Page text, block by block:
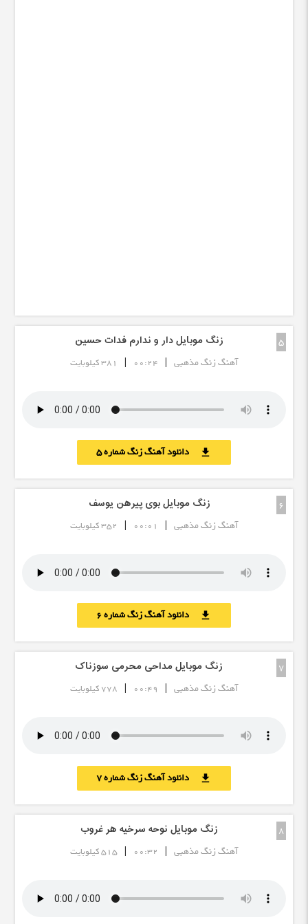
5 زنگ موبایل دار و ندارم فدات حسین
آهنگ زنگ مذهبی |
00:24
| 381 کیلوبایت
download دانلود آهنگ زنگ شماره 5
6 زنگ موبایل بوی پیرهن یوسف
آهنگ زنگ مذهبی |
00:01
| 352 کیلوبایت
download دانلود آهنگ زنگ شماره 6
7 زنگ موبایل مداحی محرمی سوزناک
آهنگ زنگ مذهبی |
00:49
| 778 کیلوبایت
download دانلود آهنگ زنگ شماره 7
8 زنگ موبایل نوحه سرخیه هر غروب
آهنگ زنگ مذهبی |
00:32
| 515 کیلوبایت